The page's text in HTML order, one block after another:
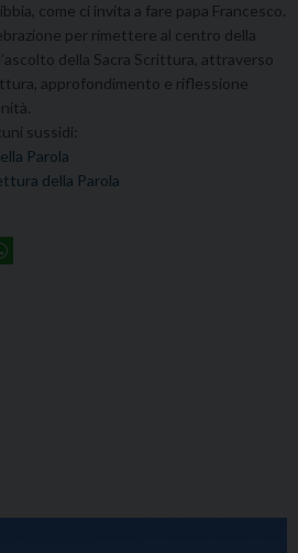
come ci invita a fare papa Francesco.
per rimettere al centro della
della Sacra Scrittura, attraverso
approfondimento e riflessione
sussidi:
Parola
della Parola